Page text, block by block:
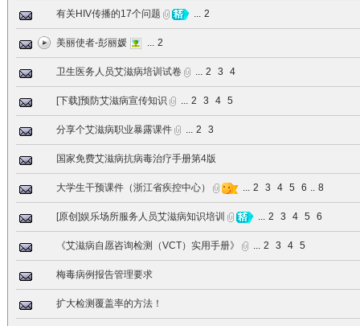
有关HIV传播的17个问题 ... 2
美丽使者-彭丽媛 ... 2
卫生医务人员艾滋病培训试卷 ... 2 3 4
[下载]预防艾滋病宣传知识 ... 2 3 4 5
分享个艾滋病职业暴露课件 ... 2 3
国家免费艾滋病抗病毒治疗手册第4版
大学生干预课件（浙江省疾控中心） ... 2 3 4 5 6 .. 8
[原创]娱乐场所服务人员艾滋病知识培训 ... 2 3 4 5 6
《艾滋病自愿咨询检测（VCT）实用手册》 ... 2 3 4 5
梅毒病例报告管理要求
扩大检测覆盖率的方法！